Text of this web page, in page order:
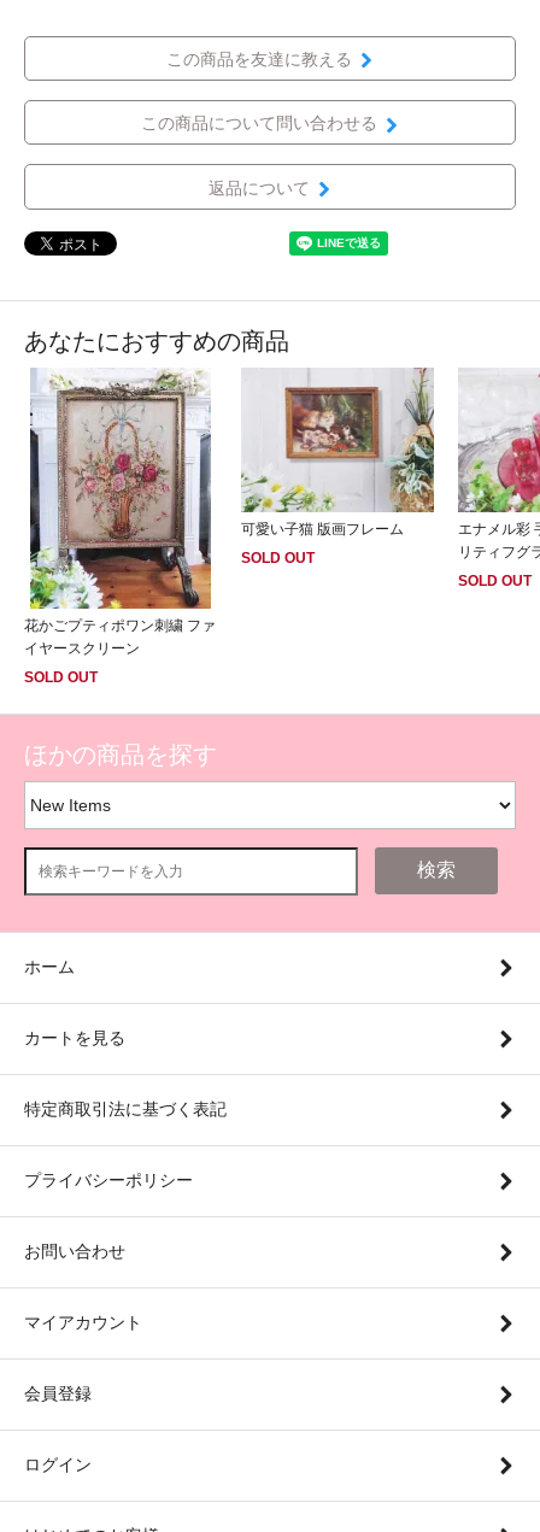
この商品を友達に教える
この商品について問い合わせる
返品について
あなたにおすすめの商品
花かごプティポワン刺繍 ファ
イヤースクリーン
SOLD OUT
可愛い子猫 版画フレーム
SOLD OUT
エナメル彩
リティフグ
SOLD OUT
ほかの商品を探す
検索
ホーム
カートを見る
特定商取引法に基づく表記
プライバシーポリシー
お問い合わせ
マイアカウント
会員登録
ログイン